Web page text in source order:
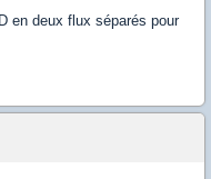
en deux flux séparés pour